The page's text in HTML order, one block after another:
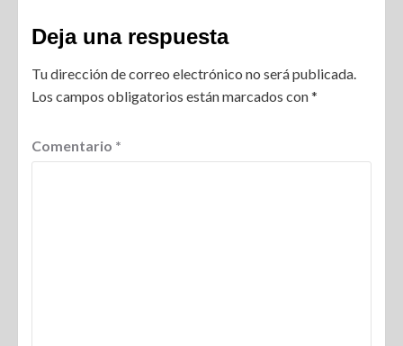
Deja una respuesta
Tu dirección de correo electrónico no será publicada.
Los campos obligatorios están marcados con*
Comentario *